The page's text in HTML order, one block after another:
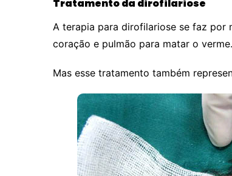
Tratamento da dirofilariose
A terapia para dirofilariose se faz por
coração e pulmão para matar o verme.
Mas esse tratamento também